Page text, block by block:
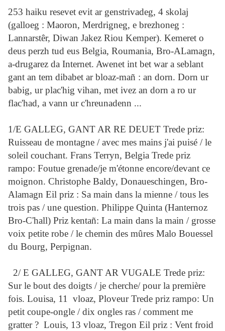
253 haiku resevet evit ar genstrivadeg, 4 skolaj
(galloeg : Maoron, Merdrigneg, e brezhoneg :
Lannarstêr, Diwan Jakez Riou Kemper). Kemeret o
deus perzh tud eus Belgia, Roumania, Bro-ALamagn,
a-drugarez da Internet. Awenet int bet war a seblant
gant an tem dibabet ar bloaz-mañ : an dorn. Dorn ur
babig, ur plac'hig vihan, met ivez an dorn a ro ur
flac'had, a vann ur c'hreunadenn ...
1/E GALLEG, GANT AR RE DEUET Trede priz:
Ruisseau de montagne / avec mes mains j'ai puisé / le
soleil couchant. Frans Terryn, Belgia Trede priz
rampo: Foutue grenade/je m'étonne encore/devant ce
moignon. Christophe Baldy, Donaueschingen, Bro-
Alamagn Eil priz : Sa main dans la mienne / tous les
trois pas / une question. Philippe Quinta (Hanternoz
Bro-C'hall) Priz kentañ: La main dans la main / grosse
voix petite robe / le chemin des mûres Malo Bouessel
du Bourg, Perpignan.
2/ E GALLEG, GANT AR VUGALE Trede priz:
Sur le bout des doigts / je cherche/ pour la première
fois. Louisa, 11 vloaz, Ploveur Trede priz rampo: Un
petit coupe-ongle / dix ongles ras / comment me
gratter ? Louis, 13 vloaz, Tregon Eil priz : Vent froid